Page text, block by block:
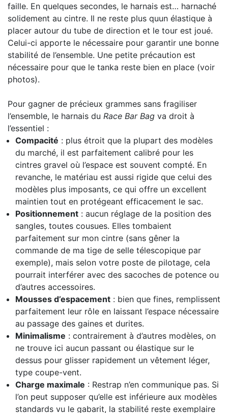
faille. En quelques secondes, le harnais est… harnaché
solidement au cintre. Il ne reste plus quun élastique à
placer autour du tube de direction et le tour est joué.
Celui-ci apporte le nécessaire pour garantir une bonne
stabilité de l’ensemble. Une petite précaution est
nécessaire pour que le tanka reste bien en place (voir
photos).
Pour gagner de précieux grammes sans fragiliser
l’ensemble, le harnais du Race Bar Bag va droit à
l’essentiel :
Compacité : plus étroit que la plupart des modèles
du marché, il est parfaitement calibré pour les
cintres gravel où l’espace est souvent compté. En
revanche, le matériau est aussi rigide que celui des
modèles plus imposants, ce qui offre un excellent
maintien tout en protégeant efficacement le sac.
Positionnement : aucun réglage de la position des
sangles, toutes cousues. Elles tombaient
parfaitement sur mon cintre (sans gêner la
commande de ma tige de selle télescopique par
exemple), mais selon votre poste de pilotage, cela
pourrait interférer avec des sacoches de potence ou
d’autres accessoires.
Mousses d’espacement : bien que fines, remplissent
parfaitement leur rôle en laissant l’espace nécessaire
au passage des gaines et durites.
Minimalisme : contrairement à d’autres modèles, on
ne trouve ici aucun passant ou élastique sur le
dessus pour glisser rapidement un vêtement léger,
type coupe-vent.
Charge maximale : Restrap n’en communique pas. Si
l’on peut supposer qu’elle est inférieure aux modèles
standards vu le gabarit, la stabilité reste exemplaire